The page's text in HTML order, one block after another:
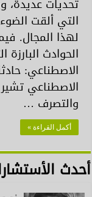
تحديات
التي ألقت
لهذا المجال.
الحوادث
الاصطناعي:
الاصطناعي تشير
والتصرف …
أكمل القراءة »
أحدث